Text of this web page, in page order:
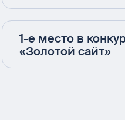
1-е место в
«Золотой сайт»